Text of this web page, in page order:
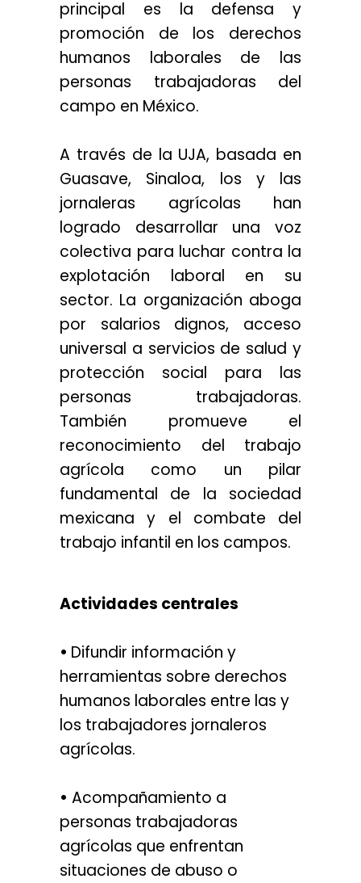
principal es la defensa y
promoción de los derechos
humanos laborales de las
personas trabajadoras del
campo en México.
A través de la UJA, basada en
Guasave, Sinaloa, los y las
jornaleras agrícolas han
logrado desarrollar una voz
colectiva para luchar contra la
explotación laboral en su
sector. La organización aboga
por salarios dignos, acceso
universal a servicios de salud y
protección social para las
personas trabajadoras.
También promueve el
reconocimiento del trabajo
agrícola como un pilar
fundamental de la sociedad
mexicana y el combate del
trabajo infantil en los campos.
Actividades centrales
• Difundir información y
herramientas sobre derechos
humanos laborales entre las y
los trabajadores jornaleros
agrícolas.
• Acompañamiento a
personas trabajadoras
agrícolas que enfrentan
situaciones de abuso o